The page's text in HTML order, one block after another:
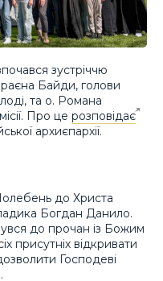
зустріччю
Байди, голови
та о. Романа
Про це розповідає
архиєпархії.
до Христа
Богдан Данило.
до прочан із Божим
присутніх відкривати
Господеві